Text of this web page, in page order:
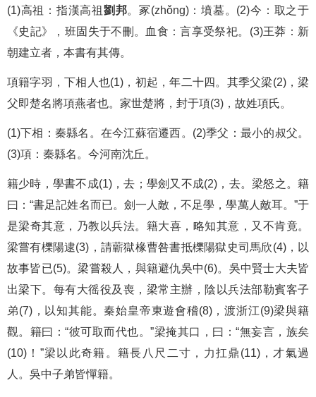
(1)高祖：指漢高祖 劉邦。冢(zhǒng)：墳墓。(2)今：取之于
《史記》，班固失于不刪。血食：言享受祭祀。(3)王莽：新
朝建立者，本書有其傳。
項籍字羽，下相人也(1)，初起，年二十四。其季父梁(2)，梁
父即楚名將項燕者也。家世楚將，封于項(3)，故姓項氏。
(1)下相：秦縣名。在今江蘇宿遷西。(2)季父：最小的叔父。
(3)項：秦縣名。今河南沈丘。
籍少時，學書不成(1)，去；學劍又不成(2)，去。梁怒之。籍
曰：“書足記姓名而已。劍一人敵，不足學，學萬人敵耳。”于
是梁奇其意，乃教以兵法。籍大喜，略知其意，又不肯竟。
梁嘗有櫟陽逮(3)，請蘄獄椽曹咎書抵櫟陽獄史司馬欣(4)，以
故事皆已(5)。梁嘗殺人，與籍避仇吳中(6)。吳中賢士大夫皆
出梁下。每有大徭役及喪，梁常主辦，陰以兵法部勒賓客子
弟(7)，以知其能。秦始皇帝東遊會稽(8)，渡浙江(9)梁與籍
觀。籍曰：“彼可取而代也。”梁掩其口，曰：“無妄言，族矣
(10)！”梁以此奇籍。籍長八尺二寸，力扛鼎(11)，才氣過
人。吳中子弟皆憚籍。